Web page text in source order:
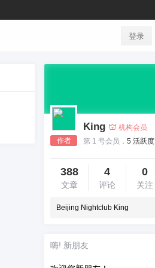
登录
作者
King
机构会员
第 1 号会员，5 活跃度
388
文章
4
评论
0
关注
Beijing Nightclub King
嗨! 新朋友